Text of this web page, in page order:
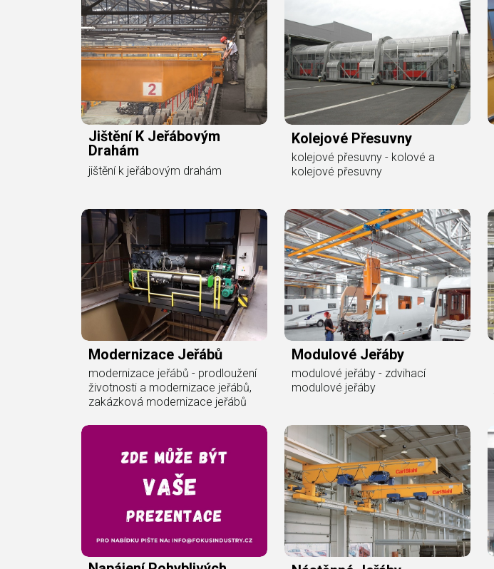
Jištění K Jeřábovým
Drahám
jištění k jeřábovým drahám
Kolejové Přesuvny
kolejové přesuvny - kolové a
kolejové přesuvny
Modernizace Jeřábů
modernizace jeřábů - prodloužení
životnosti a modernizace jeřábů,
zakázková modernizace jeřábů
Modulové Jeřáby
modulové jeřáby - zdvihací
modulové jeřáby